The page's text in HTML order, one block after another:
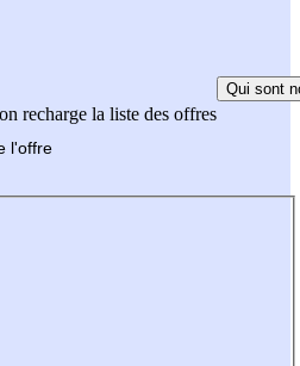
recharge la liste des offres
Qui sont
l'offre